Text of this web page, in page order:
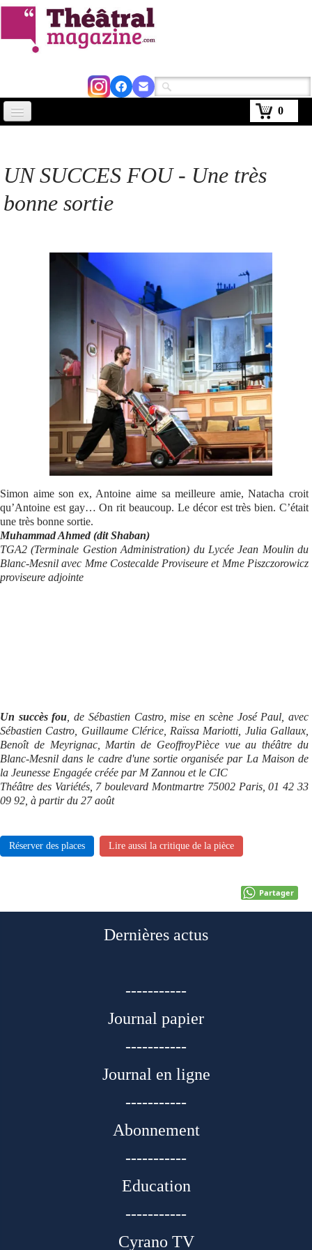
0
UN SUCCES FOU - Une très
bonne sortie
Simon aime son ex, Antoine aime sa meilleure amie, Natacha croit
qu’Antoine est gay… On rit beaucoup. Le décor est très bien. C’était
une très bonne sortie.
Muhammad Ahmed (dit Shaban)
TGA2 (Terminale Gestion Administration) du Lycée Jean Moulin du
Blanc-Mesnil avec Mme Costecalde Proviseure et Mme Piszczorowicz
proviseure adjointe
Un succès fou , de Sébastien Castro, mise en scène José Paul, avec
Sébastien Castro, Guillaume Clérice, Raïssa Mariotti, Julia Gallaux,
Benoît de Meyrignac, Martin de GeoffroyPièce vue au théâtre du
Blanc-Mesnil dans le cadre d'une sortie organisée par La Maison de
la Jeunesse Engagée créée par M Zannou et le CIC
Théâtre des Variétés, 7 boulevard Montmartre 75002 Paris, 01 42 33
09 92, à partir du 27 août
Réserver des places Lire aussi la critique de la pièce
Partager
Dernières actus
-----------
Journal papier
-----------
Journal en ligne
-----------
Abonnement
-----------
Education
-----------
Cyrano TV